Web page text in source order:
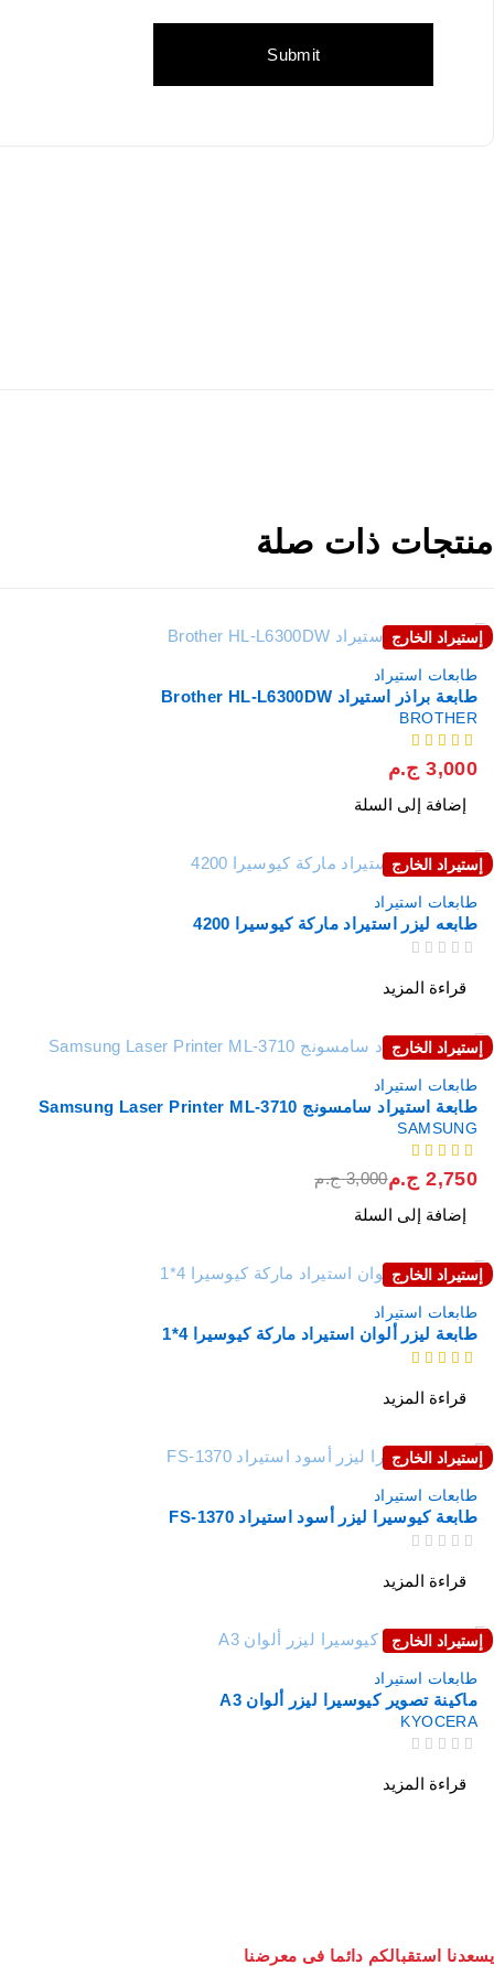
منتجات ذات صلة
إستيراد الخارج
طابعات استيراد
طابعة براذر استيراد Brother HL-L6300DW
BROTHER
3,000 ج.م
إضافة إلى السلة
إستيراد الخارج
طابعات استيراد
طابعه ليزر استيراد ماركة كيوسيرا 4200
قراءة المزيد
إستيراد الخارج
طابعات استيراد
طابعة استيراد سامسونج Samsung Laser Printer ML-3710
SAMSUNG
3,000 ج.م 2,750 ج.م
إضافة إلى السلة
إستيراد الخارج
طابعات استيراد
طابعة ليزر ألوان استيراد ماركة كيوسيرا 4*1
قراءة المزيد
إستيراد الخارج
طابعات استيراد
طابعة كيوسيرا ليزر أسود استيراد FS-1370
قراءة المزيد
إستيراد الخارج
طابعات استيراد
ماكينة تصوير كيوسيرا ليزر ألوان A3
KYOCERA
قراءة المزيد
يسعدنا استقبالكم دائما فى معرضنا